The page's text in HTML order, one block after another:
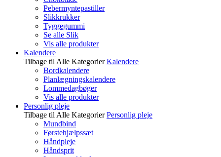
Pebermyntepastiller
Slikkrukker
Tyggegummi
Se alle Slik
Vis alle produkter
Kalendere
Tilbage til Alle Kategorier Kalendere
Bordkalendere
Planlægningskalendere
Lommedagbøger
Vis alle produkter
Personlig pleje
Tilbage til Alle Kategorier Personlig pleje
Mundbind
Førstehjælpssæt
Håndpleje
Håndsprit